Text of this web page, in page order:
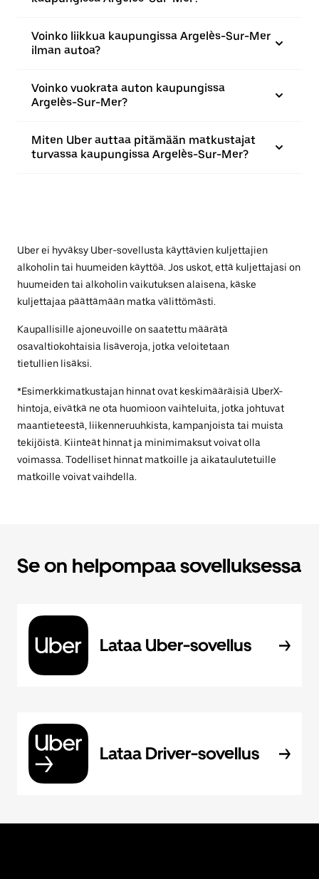
Voinko liikkua kaupungissa Argelès-Sur-Mer
ilman autoa?
Voinko vuokrata auton kaupungissa
Argelès-Sur-Mer?
Miten Uber auttaa pitämään matkustajat
turvassa kaupungissa Argelès-Sur-Mer?
Uber ei hyväksy Uber-sovellusta käyttävien kuljettajien
alkoholin tai huumeiden käyttöä. Jos uskot, että kuljettajasi on
huumeiden tai alkoholin vaikutuksen alaisena, käske
kuljettajaa päättämään matka välittömästi.
Kaupallisille ajoneuvoille on saatettu määrätä
osavaltiokohtaisia lisäveroja, jotka veloitetaan
tietullien lisäksi.
*Esimerkkimatkustajan hinnat ovat keskimääräisiä UberX-
hintoja, eivätkä ne ota huomioon vaihteluita, jotka johtuvat
maantieteestä, liikenneruuhkista, kampanjoista tai muista
tekijöistä. Kiinteät hinnat ja minimimaksut voivat olla
voimassa. Todelliset hinnat matkoille ja aikataulutetuille
matkoille voivat vaihdella.
Se on helpompaa sovelluksessa
Lataa Uber-sovellus
Lataa Driver-sovellus